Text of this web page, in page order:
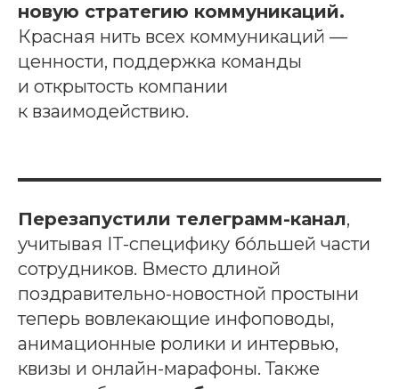
новую стратегию коммуникаций.
Красная нить всех коммуникаций —
ценности, поддержка команды
и открытость компании
к взаимодействию.
Перезапустили телеграмм-канал,
учитывая IT-специфику бо́льшей части
сотрудников. Вместо длиной
поздравительно-новостной простыни
теперь вовлекающие инфоповоды,
анимационные ролики и интервью,
квизы и онлайн-марафоны. Также